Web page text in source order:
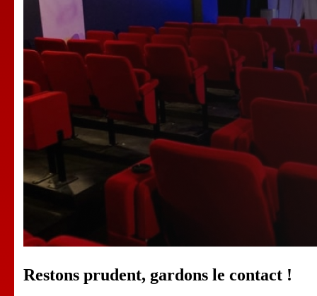
Restons prudent, gardons le contact !